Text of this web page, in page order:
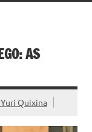
AS
Quixina